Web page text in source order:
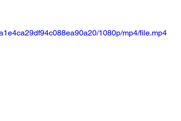
1080p/mp4/file.mp4